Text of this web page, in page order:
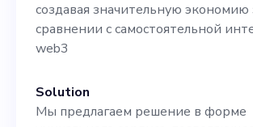
создавая значительную экономию
сравнении с самостоятельной
web3
Solution
Мы предлагаем решение в форме